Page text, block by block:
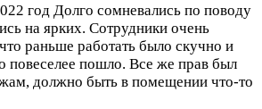
год Долго сомневались по поводу
на ярких. Сотрудники очень
раньше работать было скучно и
повеселее пошло. Все же прав был
должно быть в помещении что-то